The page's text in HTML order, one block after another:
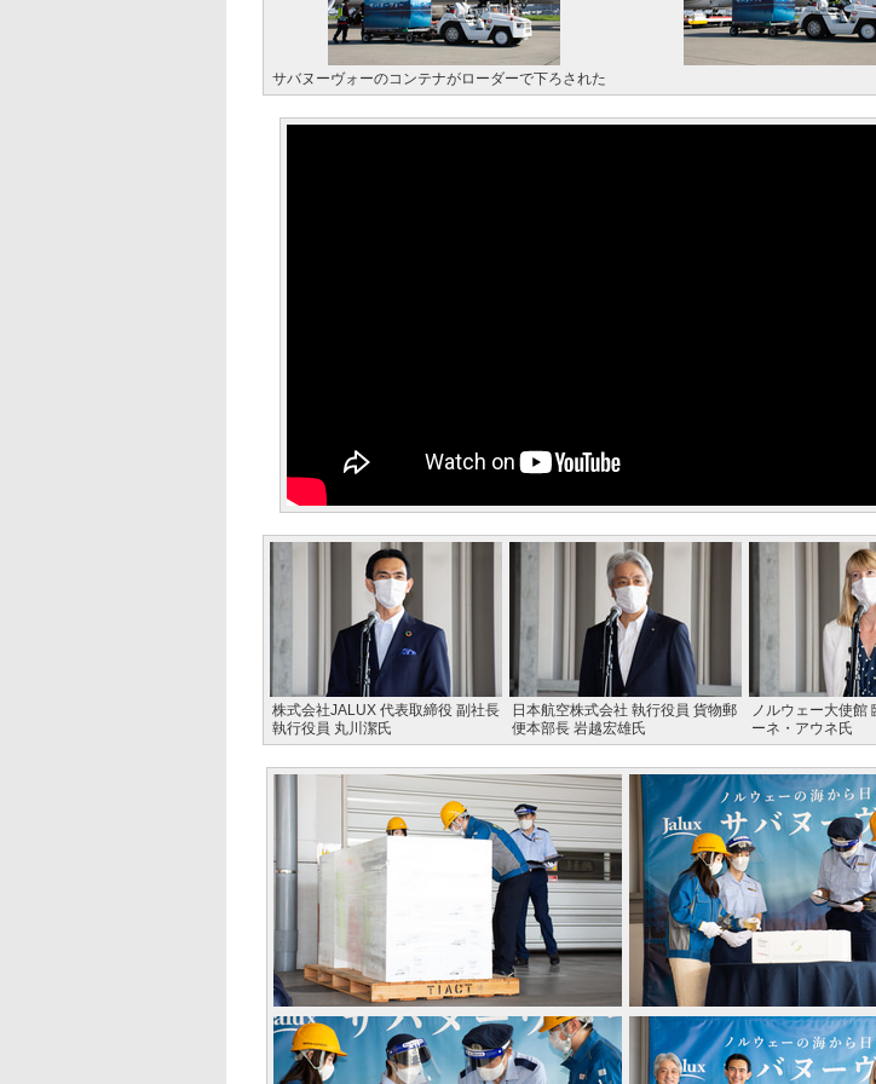
サバヌーヴォーのコンテナがローダーで下ろされた
株式会社JALUX 代表取締役 副社長
執行役員 丸川潔氏
日本航空株式会社 執行役員 貨物郵
便本部長 岩越宏雄氏
ノルウェー大使館
ーネ・アウネ氏